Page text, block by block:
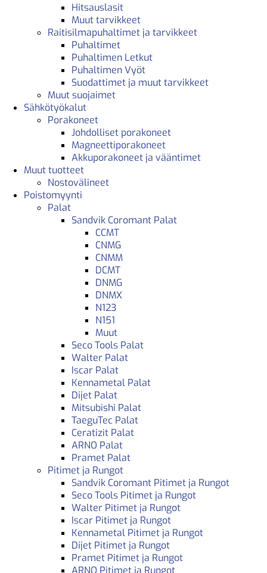
Hitsauslasit
Muut tarvikkeet
Raitisilmapuhaltimet ja tarvikkeet
Puhaltimet
Puhaltimen Letkut
Puhaltimen Vyöt
Suodattimet ja muut tarvikkeet
Muut suojaimet
Sähkötyökalut
Porakoneet
Johdolliset porakoneet
Magneettiporakoneet
Akkuporakoneet ja vääntimet
Muut tuotteet
Nostovälineet
Poistomyynti
Palat
Sandvik Coromant Palat
CCMT
CNMG
CNMM
DCMT
DNMG
DNMX
N123
N151
Muut
Seco Tools Palat
Walter Palat
Iscar Palat
Kennametal Palat
Dijet Palat
Mitsubishi Palat
TaeguTec Palat
Ceratizit Palat
ARNO Palat
Pramet Palat
Pitimet ja Rungot
Sandvik Coromant Pitimet ja Rungot
Seco Tools Pitimet ja Rungot
Walter Pitimet ja Rungot
Iscar Pitimet ja Rungot
Kennametal Pitimet ja Rungot
Dijet Pitimet ja Rungot
Pramet Pitimet ja Rungot
ARNO Pitimet ja Rungot